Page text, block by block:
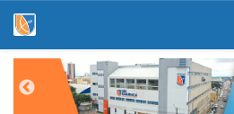
navigation